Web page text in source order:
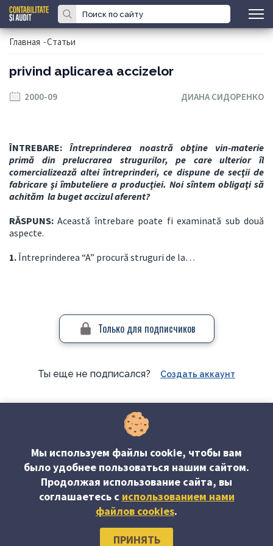
Главная -Статьи
privind арliсаrеа accizelor
2000-09 ДИАНА СИДОРЕНКО
ÎNTREBARE:Întreprinderea noastră obţine vin-materie
primă din prelucrarea strugurilor, pe care ulterior îl
comercializează altei întreprinderi, ce dispune de secţii de
fabricare şi îmbuteliere a producţiei. Noi sîntem obligaţi să
achităm la bugetaccizul aferent?
RĂSPUNS: Această întrebare poate fi examinată sub două
aspecte.
1.Întreprinderea “A” procură struguri de la…
Только для подписчиков
Ты еще не подписался? Создать аккаунт
Редакция журнала
Подписка
Мы используем файлы cookie, чтобы вам
было удобнее пользоваться нашим сайтом.
Продолжая использование сайта, вы
соглашаетесь c использованием нами
файлов cookies.
ПРИНЯТЬ